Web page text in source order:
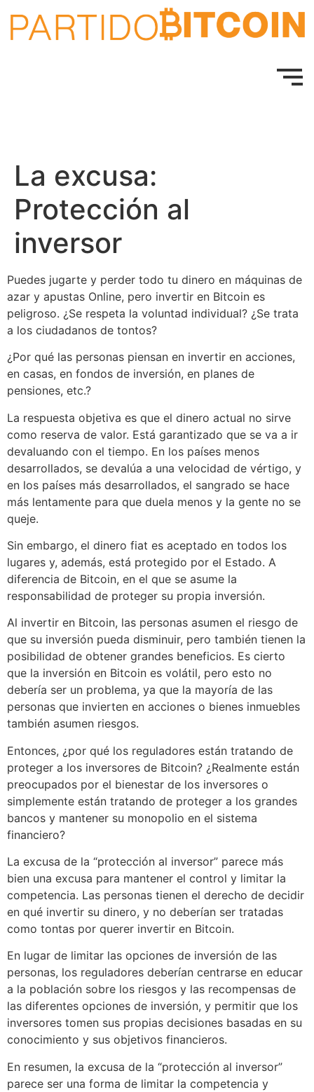
La excusa:
Protección al
inversor
Puedes jugarte y perder todo tu dinero en máquinas de
azar y apustas Online, pero invertir en Bitcoin es
peligroso. ¿Se respeta la voluntad individual? ¿Se trata
a los ciudadanos de tontos?
¿Por qué las personas piensan en invertir en acciones,
en casas, en fondos de inversión, en planes de
pensiones, etc.?
La respuesta objetiva es que el dinero actual no sirve
como reserva de valor. Está garantizado que se va a ir
devaluando con el tiempo. En los países menos
desarrollados, se devalúa a una velocidad de vértigo, y
en los países más desarrollados, el sangrado se hace
más lentamente para que duela menos y la gente no se
queje.
Sin embargo, el dinero fiat es aceptado en todos los
lugares y, además, está protegido por el Estado. A
diferencia de Bitcoin, en el que se asume la
responsabilidad de proteger su propia inversión.
Al invertir en Bitcoin, las personas asumen el riesgo de
que su inversión pueda disminuir, pero también tienen la
posibilidad de obtener grandes beneficios. Es cierto
que la inversión en Bitcoin es volátil, pero esto no
debería ser un problema, ya que la mayoría de las
personas que invierten en acciones o bienes inmuebles
también asumen riesgos.
Entonces, ¿por qué los reguladores están tratando de
proteger a los inversores de Bitcoin? ¿Realmente están
preocupados por el bienestar de los inversores o
simplemente están tratando de proteger a los grandes
bancos y mantener su monopolio en el sistema
financiero?
La excusa de la “protección al inversor” parece más
bien una excusa para mantener el control y limitar la
competencia. Las personas tienen el derecho de decidir
en qué invertir su dinero, y no deberían ser tratadas
como tontas por querer invertir en Bitcoin.
En lugar de limitar las opciones de inversión de las
personas, los reguladores deberían centrarse en educar
a la población sobre los riesgos y las recompensas de
las diferentes opciones de inversión, y permitir que los
inversores tomen sus propias decisiones basadas en su
conocimiento y sus objetivos financieros.
En resumen, la excusa de la “protección al inversor”
parece ser una forma de limitar la competencia y